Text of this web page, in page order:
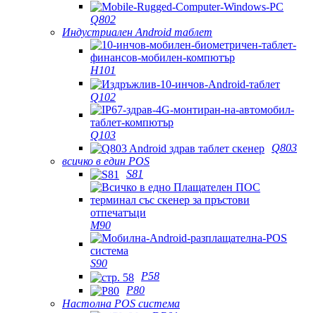
Q802
Индустриален Android таблет
H101
Q102
Q103
Q803
всичко в един POS
S81
M90
S90
P58
P80
Настолна POS система